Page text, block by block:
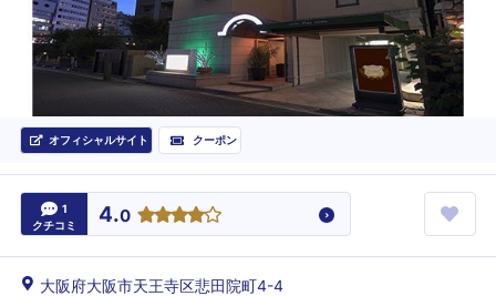
オフィシャルサイト クーポン
1
クチコミ
4.0
大阪府大阪市天王寺区悲田院町4-4